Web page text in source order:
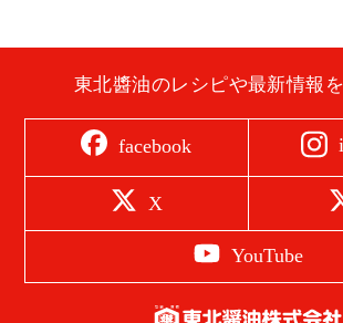
東北醬油のレシピや最新情報
facebook
X
YouTube